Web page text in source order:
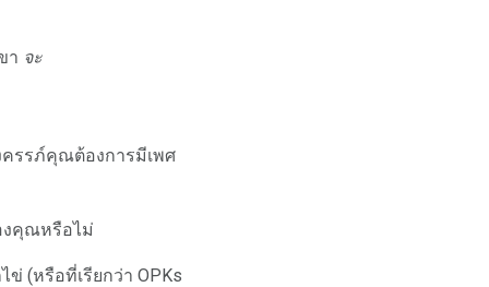
า จะ
รรภ์คุณต้องการมีเพศ
คุณหรือไม่
(หรือที่เรียกว่า OPKs